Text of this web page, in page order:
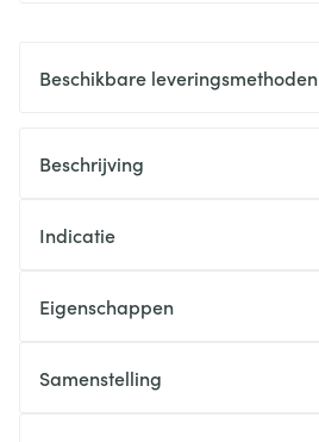
Beschikbare leveringsmethoden
Beschrijving
Indicatie
Eigenschappen
Samenstelling